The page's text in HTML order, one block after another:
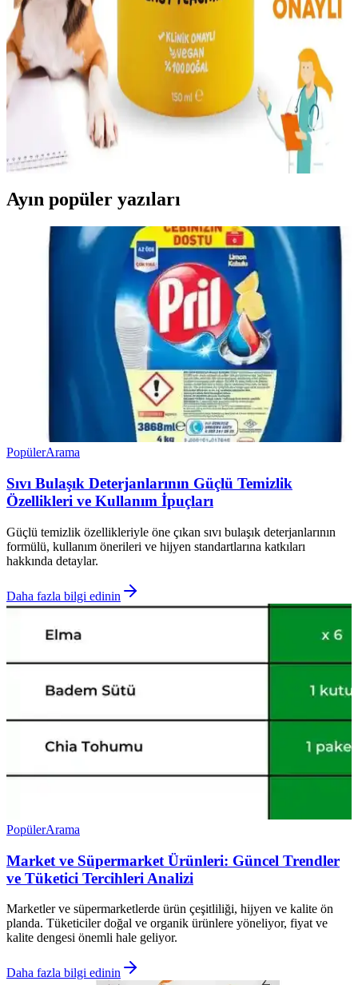
Topaklanan kedi kumu, hijyen ve temizlik kolaylığı sağlar. Toz
oranını azaltan ürünler ve teknolojik gelişmelerle temizlik süreciniz
daha sağlıklı ve pratik hale gelir.
Metapet Doğal Kedi Uzaklaştırıcı Sprey: Güvenli ve
Etkili Çözüm
Metapet doğal kedi uzaklaştırıcı sprey, çevre dostu içerikleriyle
kedilerin ilgisini çekmeyen kokular yayarak istenmeyen alanlardan
uzak tutar, güvenli ve etkili bir çözümdür.
Ayın popüler yazıları
PopülerArama
Sıvı Bulaşık Deterjanlarının Güçlü Temizlik
Özellikleri ve Kullanım İpuçları
Güçlü temizlik özellikleriyle öne çıkan sıvı bulaşık deterjanlarının
formülü, kullanım önerileri ve hijyen standartlarına katkıları
hakkında detaylar.
Daha fazla bilgi edinin
PopülerArama
Market ve Süpermarket Ürünleri: Güncel Trendler
ve Tüketici Tercihleri Analizi
Marketler ve süpermarketlerde ürün çeşitliliği, hijyen ve kalite ön
planda. Tüketiciler doğal ve organik ürünlere yöneliyor, fiyat ve
kalite dengesi önemli hale geliyor.
Daha fazla bilgi edinin